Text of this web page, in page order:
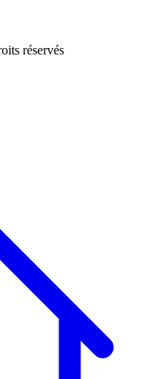
réservés